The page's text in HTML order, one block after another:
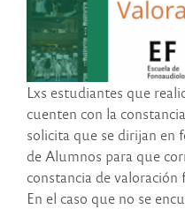
Lxs estudiantes que
cuenten con la
solicita que se dirijan en
de Alumnos para que
constancia de valoración
En el caso que no se